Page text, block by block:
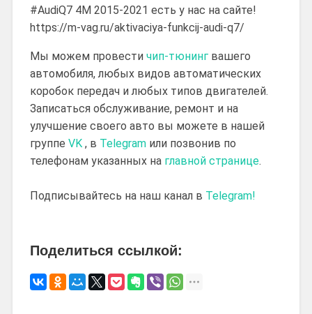
#AudiQ7 4M 2015-2021 есть у нас на сайте!
https://m-vag.ru/aktivaciya-funkcij-audi-q7/
Мы можем провести чип-тюнингвашего
автомобиля, любых видов автоматических
коробок передач и любых типов двигателей.
Записаться обслуживание, ремонт и на
улучшение своего авто вы можете в нашей
группе VK , в Telegramили позвонив по
телефонам указанных на главной странице.
Подписывайтесь на наш канал в Telegram!
Поделиться ссылкой: